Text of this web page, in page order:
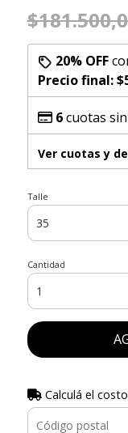
20% OFF
Precio final:
6cuotas
Ver cuotas y
Talle
Cantidad
Calculá el